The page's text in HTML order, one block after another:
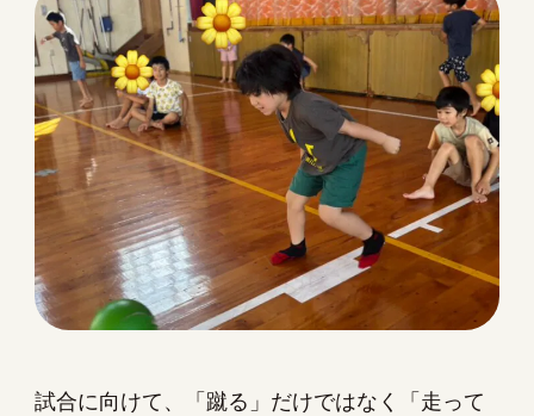
試合に向けて、「蹴る」だけではなく「走って